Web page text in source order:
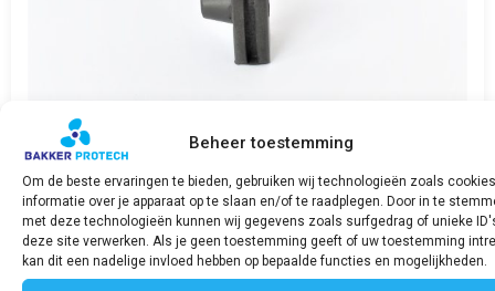
Beheer toestemming
Om de beste ervaringen te bieden, gebruiken wij technologieën zoals
informatie over je apparaat op te slaan en/of te raadplegen. Door in te
met deze technologieën kunnen wij gegevens zoals surfgedrag of unieke
deze site verwerken. Als je geen toestemming geeft of uw toestemming
kan dit een nadelige invloed hebben op bepaalde functies en mogelijkheden.
Injection pipe rubber seal / Afdichting
verstuiverleiding 811fd 2G